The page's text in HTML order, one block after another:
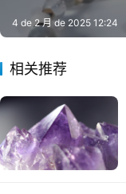
4 de 2 月 de 2025 12:24
相关推荐